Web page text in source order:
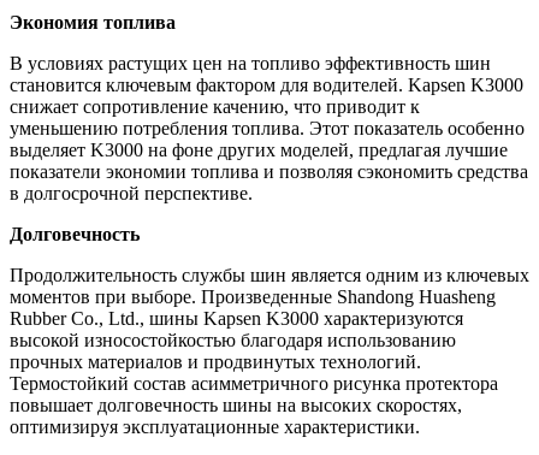
Экономия топлива
В условиях растущих цен на топливо эффективность шин
становится ключевым фактором для водителей. Kapsen K3000
снижает сопротивление качению, что приводит к
уменьшению потребления топлива. Этот показатель особенно
выделяет K3000 на фоне других моделей, предлагая лучшие
показатели экономии топлива и позволяя сэкономить средства
в долгосрочной перспективе.
Долговечность
Продолжительность службы шин является одним из ключевых
моментов при выборе. Произведенные Shandong Huasheng
Rubber Co., Ltd., шины Kapsen K3000 характеризуются
высокой износостойкостью благодаря использованию
прочных материалов и продвинутых технологий.
Термостойкий состав асимметричного рисунка протектора
повышает долговечность шины на высоких скоростях,
оптимизируя эксплуатационные характеристики.